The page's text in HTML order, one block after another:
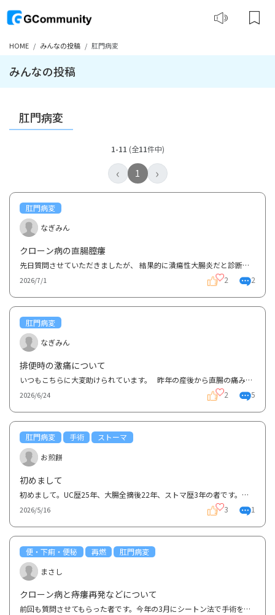
HOME みんなの投稿 肛門病変
みんなの投稿
肛門病変
1-11 (全11件中)
‹ 1 ›
肛門病変
なぎみん
クローン病の直腸膣瘻
先日質問させていただきましたが、 結果的に潰瘍性大腸炎だと診断されていたものがクローン病だと分か...
2026/7/1 2 2
肛門病変
なぎみん
排便時の激痛について
いつもこちらに大変助けられています。 昨年の産後から直腸の痛みと出血で潰瘍性大腸炎と診断されて...
2026/6/24 2 5
肛門病変 手術
ストーマ
お煎餅
初めまして
初めまして。UC歴25年、大腸全摘後22年、ストマ歴3年の者です。よろしくお願いします。今は、大建中湯、...
2026/5/16 3 1
便・下痢・便秘 再燃
肛門病変
まさし
クローン病と痔瘻再発などについて
前回も質問させてもらった者です。今年の3月にシートン法で手術を受け、全て脱落していたのですが数日前...